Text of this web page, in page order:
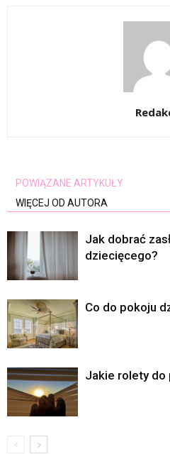
POWIĄZANE ARTYKUŁY
WIĘCEJ OD AUTORA
Jak dobrać
dziecięcego?
Co do pokoju
Jakie rolety do